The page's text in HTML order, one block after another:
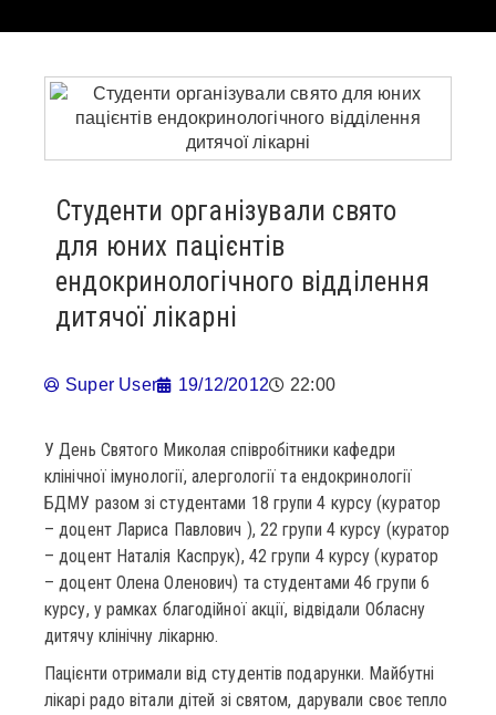
Студенти організували свято
для юних пацієнтів
ендокринологічного відділення
дитячої лікарні
Super User 19/12/2012 22:00
У День Святого Миколая співробітники кафедри
клінічної імунології, алергології та ендокринології
БДМУ разом зі студентами 18 групи 4 курсу (куратор
– доцент Лариса Павлович ), 22 групи 4 курсу (куратор
– доцент Наталія Каспрук), 42 групи 4 курсу (куратор
– доцент Олена Оленович) та студентами 46 групи 6
курсу, у рамках благодійної акції, відвідали Обласну
дитячу клінічну лікарню.
Пацієнти отримали від студентів подарунки. Майбутні
лікарі радо вітали дітей зі святом, дарували своє тепло